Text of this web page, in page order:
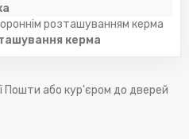
розташуванням керма
керма
Пошти або кур'єром до дверей